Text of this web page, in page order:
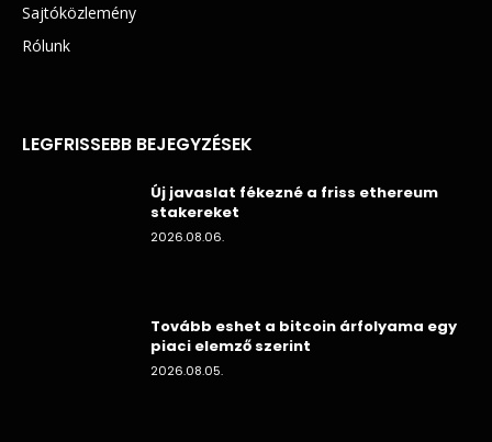
Sajtóközlemény
Rólunk
LEGFRISSEBB BEJEGYZÉSEK
Új javaslat fékezné a friss ethereum
stakereket
2026.08.06.
Tovább eshet a bitcoin árfolyama egy
piaci elemző szerint
2026.08.05.